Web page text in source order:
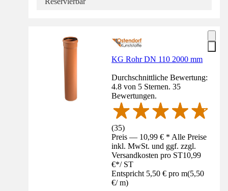
KG Rohr DN 110 2000 mm
Durchschnittliche Bewertung:
4.8 von 5 Sternen. 35
Bewertungen.
(35)
Preis — 10,99 € * Alle Preise
inkl. MwSt. und ggf. zzgl.
Versandkosten pro ST10,99
€*/ ST
Entspricht 5,50 € pro m(5,50
€/ m)